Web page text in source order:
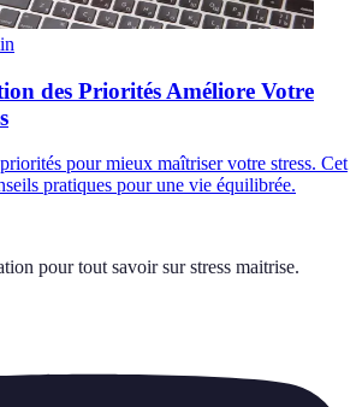
des Priorités Améliore Votre
pour mieux maîtriser votre stress. Cet
pratiques pour une vie équilibrée.
pour tout savoir sur stress maitrise.